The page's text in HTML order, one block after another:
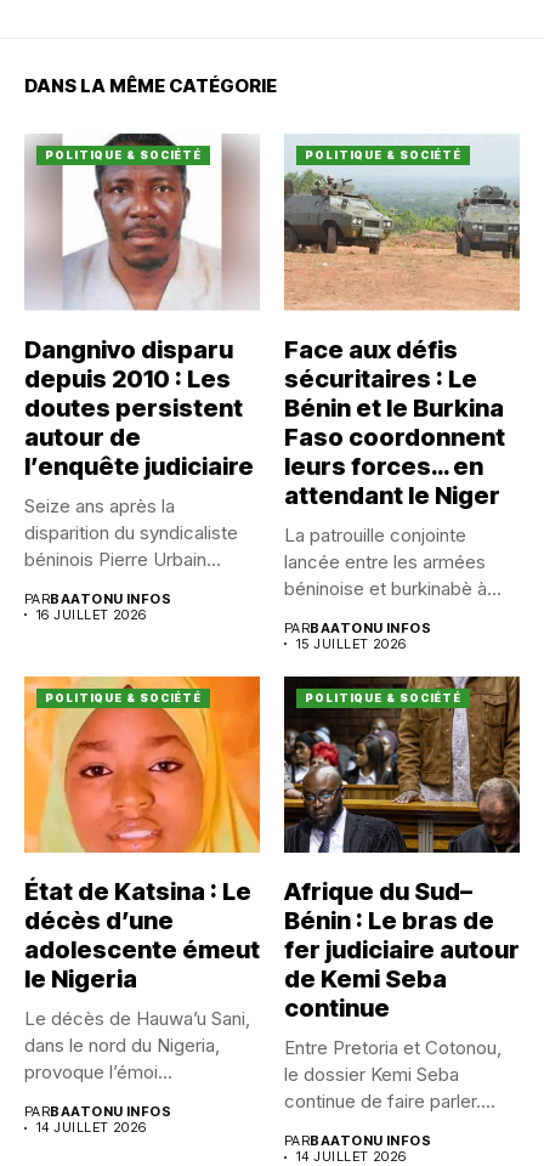
DANS LA MÊME CATÉGORIE
POLITIQUE & SOCIÉTÉ
Dangnivo disparu
depuis 2010 : Les
doutes persistent
autour de
l’enquête judiciaire
Seize ans après la
disparition du syndicaliste
béninois Pierre Urbain
PARBAATONU INFOS
16 JUILLET 2026
POLITIQUE & SOCIÉTÉ
Face aux défis
sécuritaires : Le
Bénin et le Burkina
Faso coordonnent
leurs forces… en
attendant le Niger
La patrouille conjointe
lancée entre les armées
béninoise et burkinabè à
PARBAATONU INFOS
15 JUILLET 2026
POLITIQUE & SOCIÉTÉ
État de Katsina : Le
décès d’une
adolescente émeut
le Nigeria
Le décès de Hauwa’u Sani,
dans le nord du Nigeria,
provoque l’émoi...
PARBAATONU INFOS
14 JUILLET 2026
POLITIQUE & SOCIÉTÉ
Afrique du Sud–
Bénin : Le bras de
fer judiciaire autour
de Kemi Seba
continue
Entre Pretoria et Cotonou,
le dossier Kemi Seba
continue de faire parler....
PARBAATONU INFOS
14 JUILLET 2026